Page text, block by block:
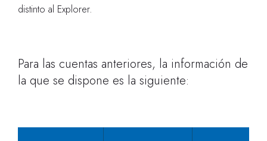
distinto al Explorer.
Para las cuentas anteriores, la información de
la que se dispone es la siguiente: